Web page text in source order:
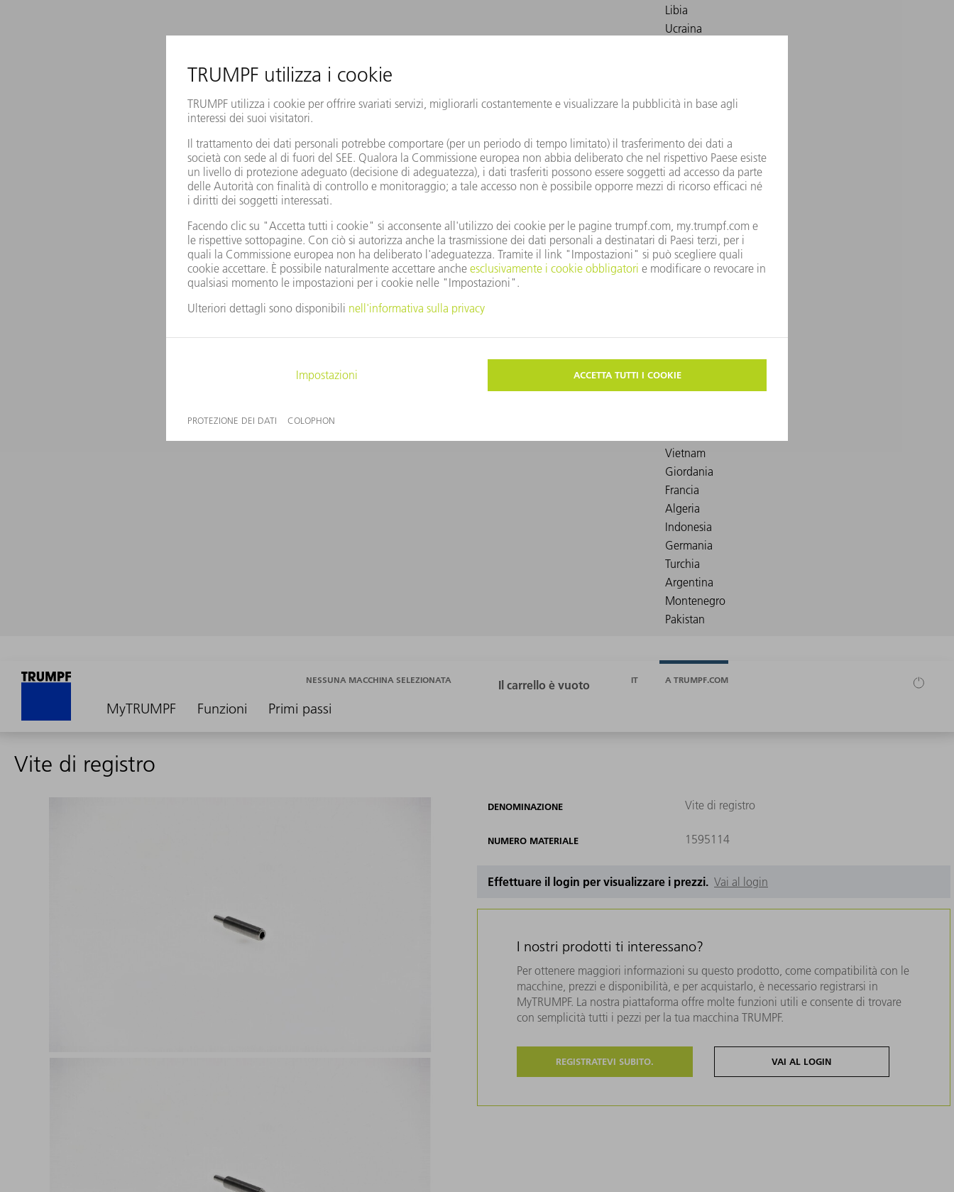
MyTRUMPF Funzioni Primi passi
NESSUNA MACCHINA SELEZIONATA IT A TRUMPF.COM
Vite di registro
DENOMINAZIONE Vite di registro
NUMERO MATERIALE 1595114
Effettuare il login per visualizzare i prezzi. Vai al login
I nostri prodotti ti interessano?
Per ottenere maggiori informazioni su questo prodotto, come compatibilità con le
macchine, prezzi e disponibilità, e per acquistarlo, è necessario registrarsi in
MyTRUMPF. La nostra piattaforma offre molte funzioni utili e consente di trovare
con semplicità tutti i pezzi per la tua macchina TRUMPF.
REGISTRATEVI SUBITO. VAI AL LOGIN